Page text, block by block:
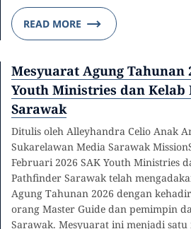
READ MORE
Mesyuarat Agung Tahunan
Youth Ministries dan Kelab
Sarawak
Ditulis oleh Alleyhandra Celio Anak
Sukarelawan Media Sarawak
Februari 2026 SAK Youth Ministries
Pathfinder Sarawak telah
Agung Tahunan 2026 dengan
orang Master Guide dan pemimpin
Sarawak. Mesyuarat ini menjadi satu